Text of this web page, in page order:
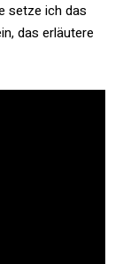
setze ich das
das erläutere